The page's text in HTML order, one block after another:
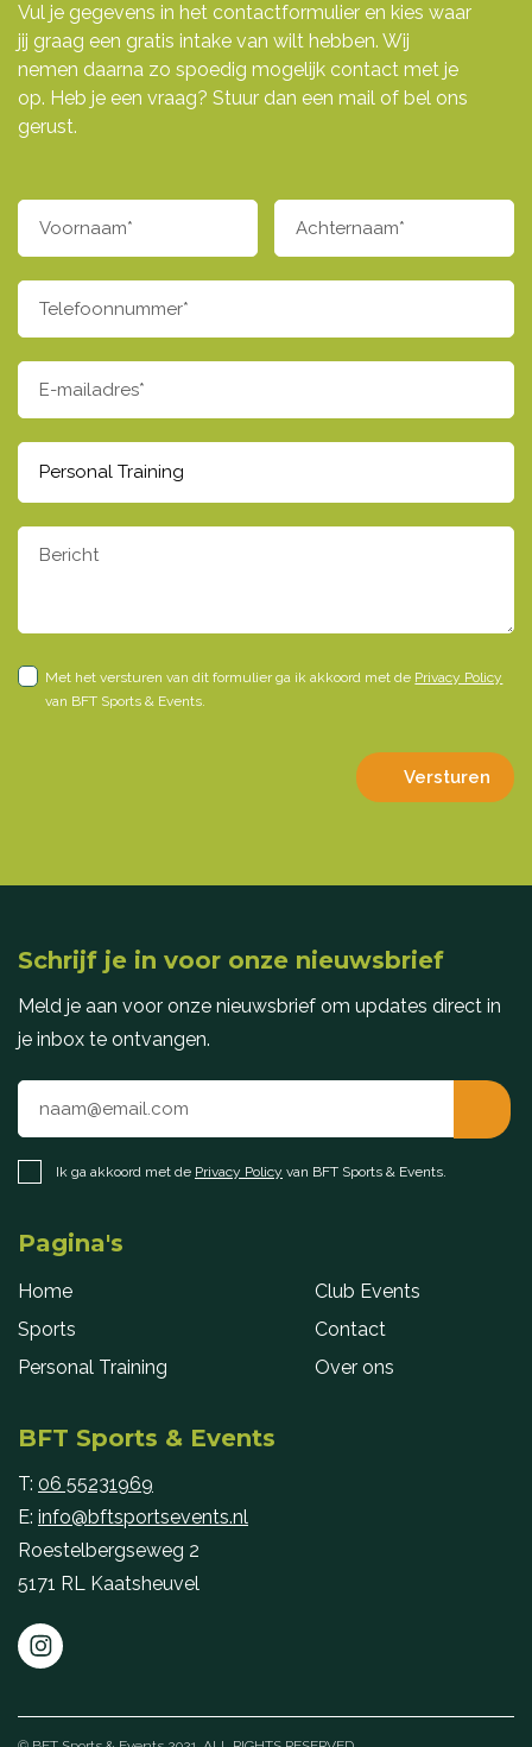
Vul je gegevens in het contactformulier en kies waar
jij graag een gratis intake van wilt hebben. Wij
nemen daarna zo spoedig mogelijk contact met je
op. Heb je een vraag? Stuur dan een mail of bel ons
gerust.
Met het versturen van dit formulier ga ik akkoord met de Privacy Policy
van BFT Sports & Events.
Versturen
Schrijf je in voor onze nieuwsbrief
Meld je aan voor onze nieuwsbrief om updates direct in
je inbox te ontvangen.
Ik ga akkoord met de Privacy Policy van BFT Sports & Events.
Pagina's
Home
Sports
Personal Training
Club Events
Contact
Over ons
BFT Sports & Events
T: 06 55231969
E: info@bftsportsevents.nl
Roestelbergseweg 2
5171 RL Kaatsheuvel